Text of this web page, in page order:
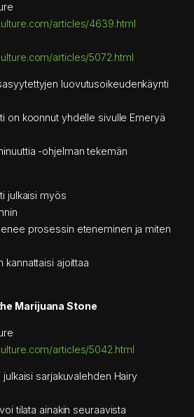
articles/4639.html
articles/5072.html
luovutusoikeudenkäynti
on koonnut yhdelle sivulle Emeryä
-ohjelman tekemän
julkaisi myös
prosessin eteneminen ja miten
kannattaisi ajoittaa
Marijuana Stone
articles/5042.html
sarjakuvalehden Hairy
tilata ainakin seuraavista